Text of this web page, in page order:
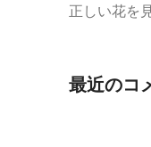
正しい花を
最近のコ